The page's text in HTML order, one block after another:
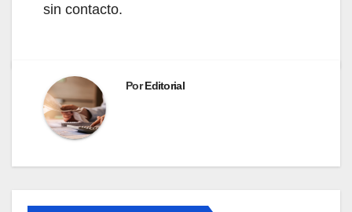
sin contacto.
PorEditorial